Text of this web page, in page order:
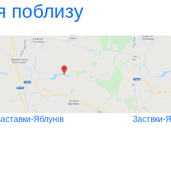
поблизу
Яблунів Заствки-